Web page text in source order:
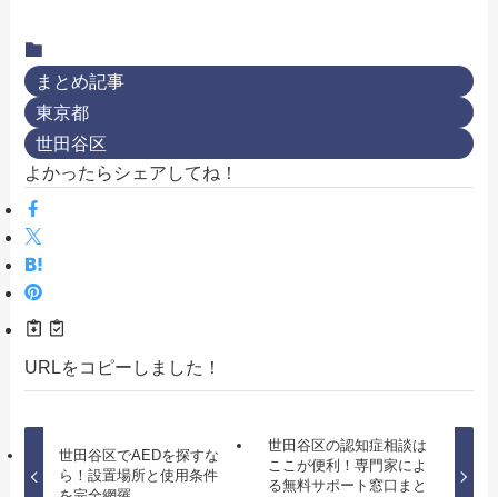
まとめ記事
東京都
世田谷区
よかったらシェアしてね！
URLをコピーしました！
世田谷区でAEDを探すな
ら！設置場所と使用条件
世田谷区の認知症相談は
ここが便利！専門家によ
る無料サポート窓口まと